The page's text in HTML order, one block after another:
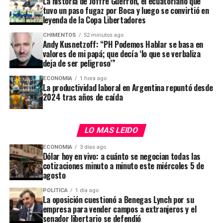
Si bien son pocos los que se atreven a vaticinar
resultados y muchos menos los que creen que podrán
consolidar un gobernador violeta en el interior, las
provincias deTierra del Fuego, MendozaySalta
alimentan las expectativasde los más optimistas. En
cuarto lugar apareceBuenos Aires
En Balcarce 50 sostienen que una de las posibilidades de
arrebatarle el bastión histórico al justicialismo, con los
libertarios encolumnados detrás de
que el peronismo mantenga la división que impera entre
el actual gobernadory el espacio que lidera la titular del
PJ.
En Balcarce 50 se mostraron cautelosos y evitaron
adelantar definiciones, pero ratificaron que las opciones
bajo evaluación del Presidente podrían condicionarse a
la configuración de acuerdos políticos más amplios.
“Por ahora no hay que hacer futurología pero hay
espacios que son los obvios para el diálogo”, aseguraron
fuentes oficiales en relación a sectores que se han
movido en tándem con el Gobierno durante los
tuvo un paso fugaz por Boca y luego se convirtió en
leyenda de la Copa Libertadores
CHIMENTOS 52 minutos ago
Andy Kusnetzoff: “PH Podemos Hablar se basa en
valores de mi papá; que decía ‘lo que se verbaliza
deja de ser peligroso’”
ECONOMIA 1 hora ago
La productividad laboral en Argentina repuntó desde
2024 tras años de caída
LO MAS LEIDO
ECONOMIA 3 días ago
Dólar hoy en vivo: a cuánto se negocian todas las
cotizaciones minuto a minuto este miércoles 5 de
agosto
POLITICA 1 día ago
La oposición cuestionó a Benegas Lynch por su
empresa para vender campos a extranjeros y el
senador libertario se defendió